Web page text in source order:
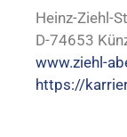
Heinz-Ziehl-
D-74653
www.ziehl-
https://